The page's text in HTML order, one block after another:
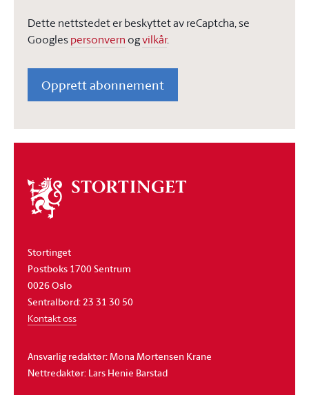
Dette nettstedet er beskyttet av reCaptcha, se
Googlespersonvern ogvilkår.
Opprett abonnement
Om
stortinget
Stortinget
Postboks 1700 Sentrum
0026 Oslo
Sentralbord: 23 31 30 50
Kontakt oss
Ansvarlig redaktør: Mona Mortensen Krane
Nettredaktør: Lars Henie Barstad